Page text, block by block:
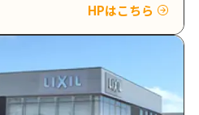
HPはこちら